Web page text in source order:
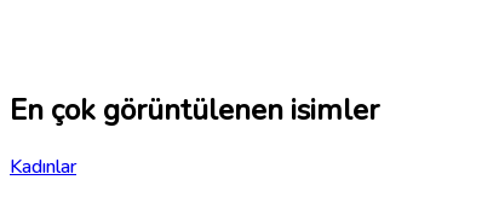
En çok görüntülenen isimler
Kadınlar